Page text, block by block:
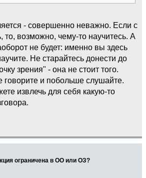
- совершенно неважно. Если с
то, возможно, чему-то научитесь. А
не будет: именно вы здесь
Не старайтесь донести до
зрения" - она не стоит того.
и побольше слушайте.
извлечь для себя какую-то
ограничена в ОО или ОЗ?